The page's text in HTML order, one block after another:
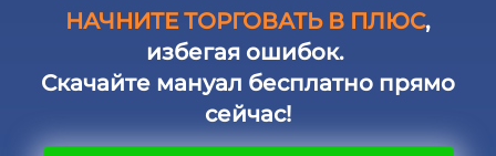
НАЧНИТЕ ТОРГОВАТЬ В ПЛЮС,
избегая ошибок.
Скачайте мануал бесплатно прямо
сейчас!